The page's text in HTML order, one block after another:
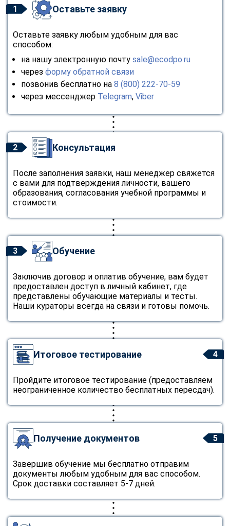
1 Оставьте заявку
Оставьте заявку любым удобным для вас
способом:
на нашу электронную почту sale@ecodpo.ru
через форму обратной связи
позвонив бесплатно на 8 (800) 222-70-59
через мессенджер Telegram, Viber
2 Консультация
После заполнения заявки, наш менеджер свяжется
с вами для подтверждения личности, вашего
образования, согласования учебной программы и
стоимости.
3 Обучение
Заключив договор и оплатив обучение, вам будет
предоставлен доступ в личный кабинет, где
представлены обучающие материалы и тесты.
Наши кураторы всегда на связи и готовы помочь.
4
Итоговое тестирование
Пройдите итоговое тестирование (предоставляем
неограниченное количество бесплатных пересдач).
5
Получение документов
Завершив обучение мы бесплатно отправим
документы любым удобным для вас способом.
Срок доставки составляет 5-7 дней.